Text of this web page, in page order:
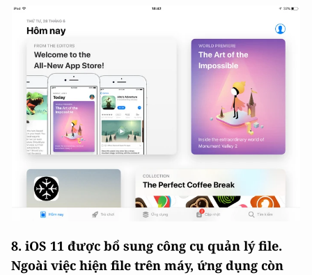
8. iOS 11 được bổ sung công cụ quản lý file.
Ngoài việc hiện file trên máy, ứng dụng còn